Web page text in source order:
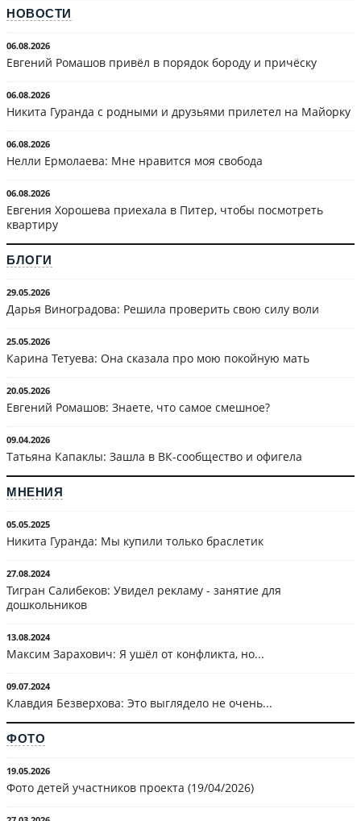
НОВОСТИ
06.08.2026
Евгений Ромашов привёл в порядок бороду и причёску
06.08.2026
Никита Гуранда с родными и друзьями прилетел на Майорку
06.08.2026
Нелли Ермолаева: Мне нравится моя свобода
06.08.2026
Евгения Хорошева приехала в Питер, чтобы посмотреть
квартиру
БЛОГИ
29.05.2026
Дарья Виноградова: Решила проверить свою силу воли
25.05.2026
Карина Тетуева: Она сказала про мою покойную мать
20.05.2026
Евгений Ромашов: Знаете, что самое смешное?
09.04.2026
Татьяна Капаклы: Зашла в ВК-сообщество и офигела
МНЕНИЯ
05.05.2025
Никита Гуранда: Мы купили только браслетик
27.08.2024
Тигран Салибеков: Увидел рекламу - занятие для
дошкольников
13.08.2024
Максим Зарахович: Я ушёл от конфликта, но...
09.07.2024
Клавдия Безверхова: Это выглядело не очень...
ФОТО
19.05.2026
Фото детей участников проекта (19/04/2026)